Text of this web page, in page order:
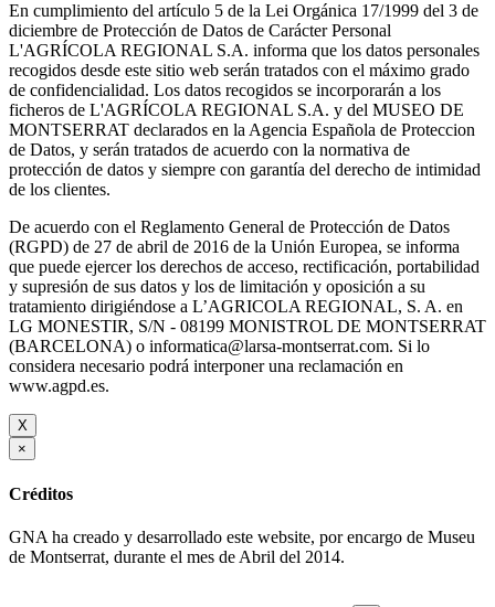
En cumplimiento del artículo 5 de la Lei Orgánica 17/1999 del 3 de
diciembre de Protección de Datos de Carácter Personal
L'AGRÍCOLA REGIONAL S.A. informa que los datos personales
recogidos desde este sitio web serán tratados con el máximo grado
de confidencialidad. Los datos recogidos se incorporarán a los
ficheros de L'AGRÍCOLA REGIONAL S.A. y del MUSEO DE
MONTSERRAT declarados en la Agencia Española de Proteccion
de Datos, y serán tratados de acuerdo con la normativa de
protección de datos y siempre con garantía del derecho de intimidad
de los clientes.
De acuerdo con el Reglamento General de Protección de Datos
(RGPD) de 27 de abril de 2016 de la Unión Europea, se informa
que puede ejercer los derechos de acceso, rectificación, portabilidad
y supresión de sus datos y los de limitación y oposición a su
tratamiento dirigiéndose a L’AGRICOLA REGIONAL, S. A. en
LG MONESTIR, S/N - 08199 MONISTROL DE MONTSERRAT
(BARCELONA) o informatica@larsa-montserrat.com. Si lo
considera necesario podrá interponer una reclamación en
www.agpd.es.
X
×
Créditos
GNA ha creado y desarrollado este website, por encargo de Museu
de Montserrat, durante el mes de Abril del 2014.